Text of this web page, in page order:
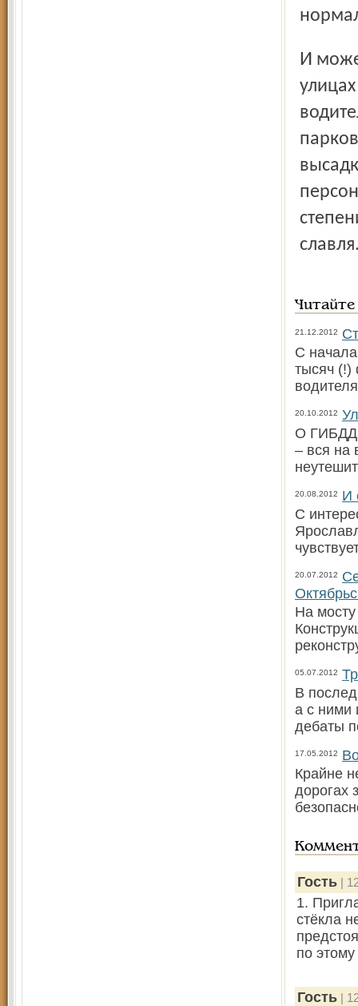
И может быть, ГИББД по­считает нужным организовать на
21.12.2012
С
тысяч (!)
20.10.2012
О ГИБДД
– вся на
20.08.2012
И
С
20.07.2012
На
05.07.2012
В
а с ними
дебаты
17.05.2012
Крайне
дорогах
Гость |
1.
стёкла
по
Гость |